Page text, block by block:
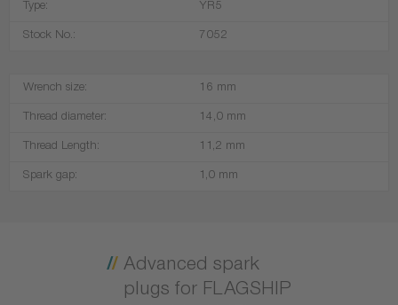
Type: YR5
Stock No.: 7052
Wrench size: 16 mm
Thread diameter: 14,0 mm
Thread Length: 11,2 mm
Spark gap: 1,0 mm
Advanced spark
plugs for FLAGSHIP